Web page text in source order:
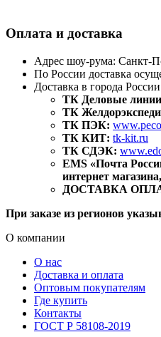
Оплата и доставка
Адрес шоу-рума: Санкт-
По России доставка
Доставка в города
ТК Деловые
ТК
ТК ПЭК:
ТК КИТ: tk-kit.ru
ТК СДЭК:
EMS «Почта
интернет
ДОСТАВКА
При заказе из регионов
О компании
О нас
Доставка и оплата
Оптовым покупателям
Где купить
Контакты
ГОСТ Р 58108-2019